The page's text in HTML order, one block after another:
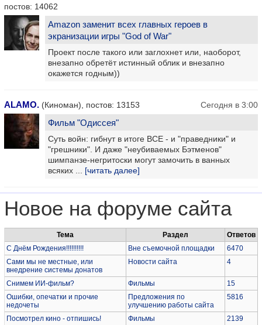
постов: 14062
Amazon заменит всех главных героев в
экранизации игры "God of War"
Проект после такого или заглохнет или, наоборот,
внезапно обретёт истинный облик и внезапно
окажется годным))
ALAMO. (Киноман), постов: 13153 Сегодня в 3:00
Фильм "Одиссея"
Суть войн: гибнут в итоге ВСЕ - и "праведники" и
"грешники". И даже "неубиваемых Бэтменов"
шимпанзе-негритоски могут замочить в ванных
всяких ... [читать далее]
Новое на форуме сайта
Тема Раздел
Ответов
С Днём Рождения!!!!!!!!!!
Вне съемочной площадки
6470
Сами мы не местные, или
внедрение системы донатов
Новости сайта 4
Снимем ИИ-фильм? Фильмы
15
Ошибки, опечатки и прочие
недочеты
Предложения по
улучшению работы сайта
5816
Посмотрел кино - отпишись! Фильмы 2139